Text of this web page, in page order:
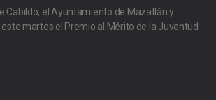
Cabildo, el Ayuntamiento de Mazatlán y
martes el Premio al Mérito de la Juventud